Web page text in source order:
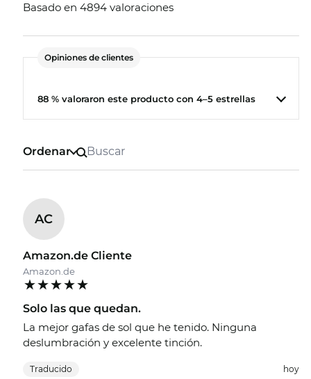
Basado en 4894 valoraciones
Opiniones de clientes
88 % valoraron este producto con 4–5 estrellas
Ordenar
AC
Amazon.de Cliente
Amazon.de
Solo las que quedan.
La mejor gafas de sol que he tenido. Ninguna
deslumbración y excelente tinción.
Traducido hoy